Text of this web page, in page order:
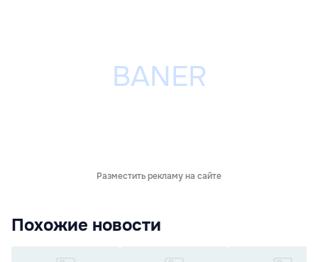
Разместить рекламу на сайте
Похожие новости